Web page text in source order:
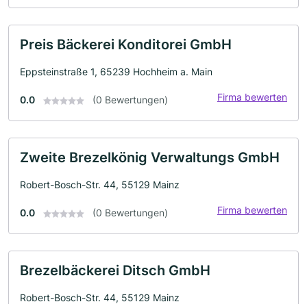
Preis Bäckerei Konditorei GmbH
Eppsteinstraße 1, 65239 Hochheim a. Main
0.0 (0 Bewertungen) Firma bewerten
Zweite Brezelkönig Verwaltungs GmbH
Robert-Bosch-Str. 44, 55129 Mainz
0.0 (0 Bewertungen) Firma bewerten
Brezelbäckerei Ditsch GmbH
Robert-Bosch-Str. 44, 55129 Mainz